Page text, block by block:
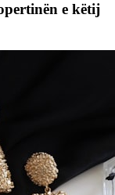
e këtij